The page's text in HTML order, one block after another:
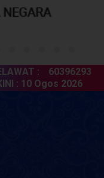
:
60396293
:10 Ogos 2026